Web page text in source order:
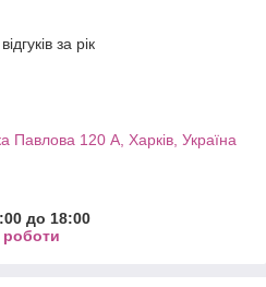
за рік
Павлова 120 А, Харків, Україна
до 18:00
роботи